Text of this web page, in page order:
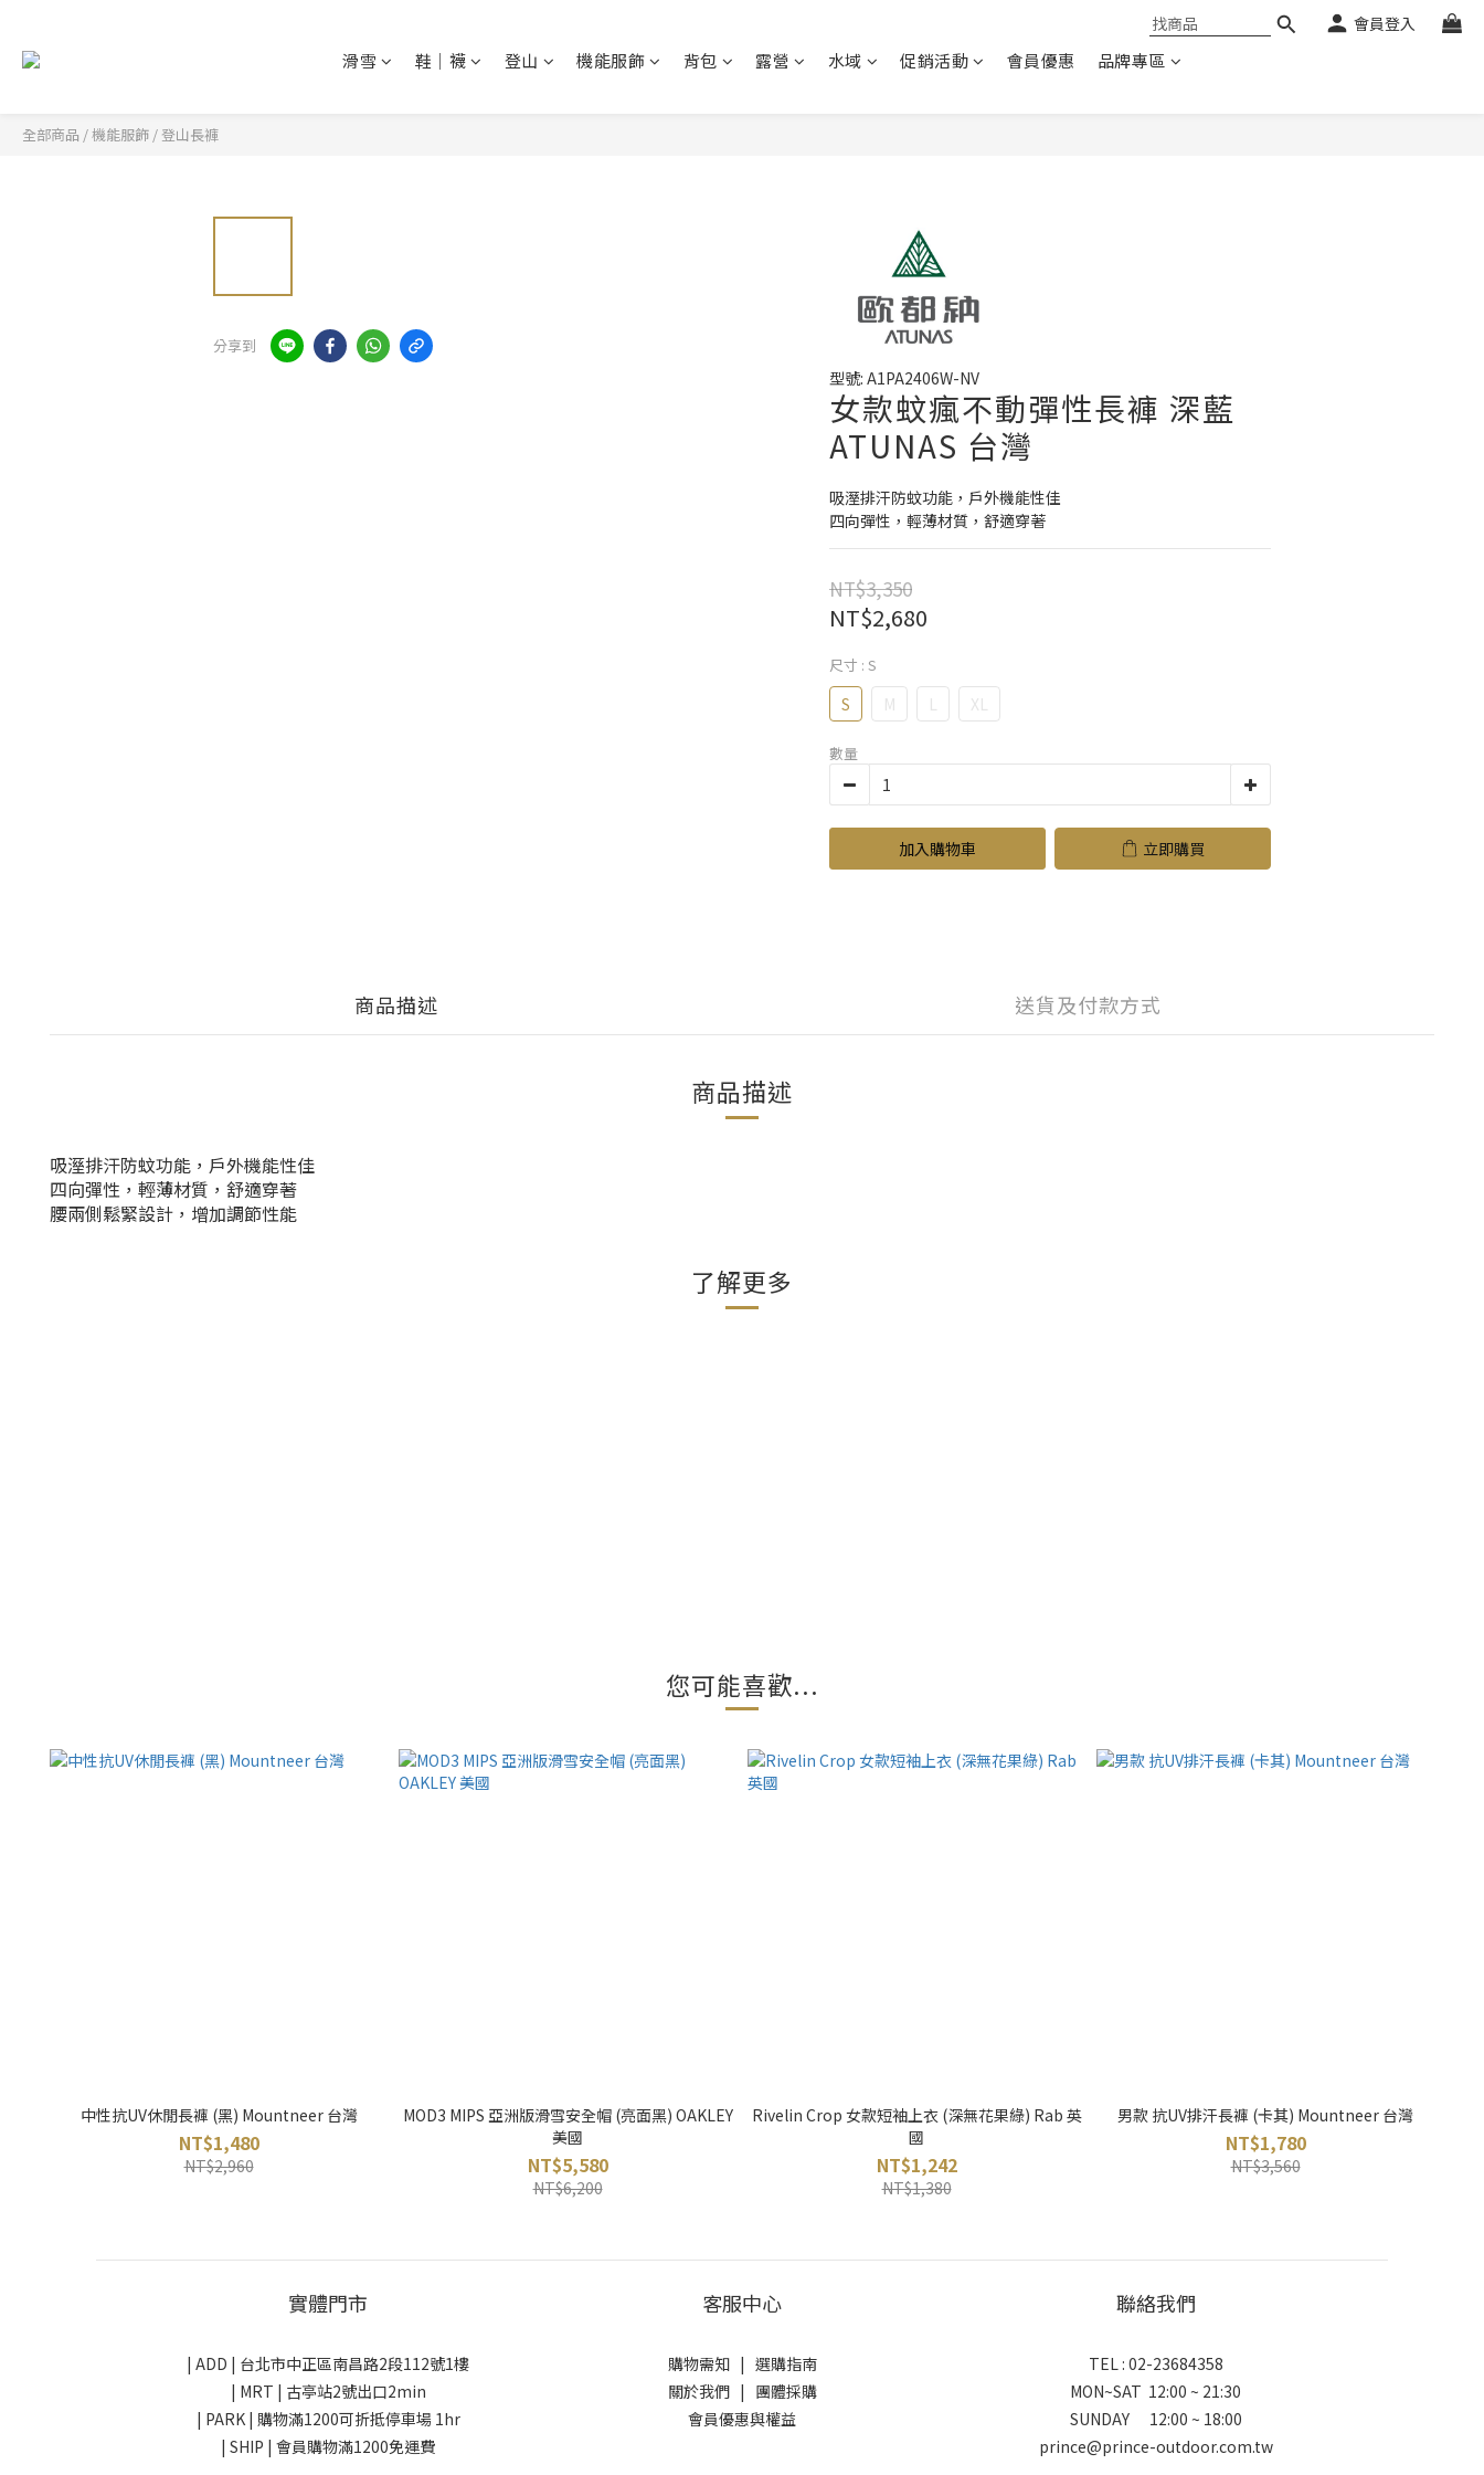
會員登入
滑雪 鞋│襪 登山 機能服飾 背包 露營 水域 促銷活動 會員優惠 品牌專區
全部商品 /機能服飾 / 登山長褲
分享到
型號: A1PA2406W-NV
女款蚊瘋不動彈性長褲 深藍
ATUNAS 台灣
吸溼排汗防蚊功能，戶外機能性佳
四向彈性，輕薄材質，舒適穿著
NT$3,350
NT$2,680
尺寸 : S
S M L XL
數量
加入購物車 立即購買
商品描述 送貨及付款方式
商品描述
吸溼排汗防蚊功能，戶外機能性佳
四向彈性，輕薄材質，舒適穿著
腰兩側鬆緊設計，增加調節性能
了解更多
您可能喜歡...
中性抗UV休閒長褲 (黑) Mountneer 台灣
NT$1,480
NT$2,960
MOD3 MIPS 亞洲版滑雪安全帽 (亮面黑) OAKLEY
美國
NT$5,580
NT$6,200
Rivelin Crop 女款短袖上衣 (深無花果綠) Rab 英
國
NT$1,242
NT$1,380
男款 抗UV排汗長褲 (卡其) Mountneer 台灣
NT$1,780
NT$3,560
實體門市
| ADD | 台北市中正區南昌路2段112號1樓
| MRT | 古亭站2號出口2min
| PARK | 購物滿1200可折抵停車場 1hr
| SHIP | 會員購物滿1200免運費
客服中心
購物需知| 選購指南
關於我們| 團體採購
會員優惠與權益
聯絡我們
TEL : 02-23684358
MON~SAT 12:00 ~ 21:30
SUNDAY 12:00 ~ 18:00
prince@prince-outdoor.com.tw